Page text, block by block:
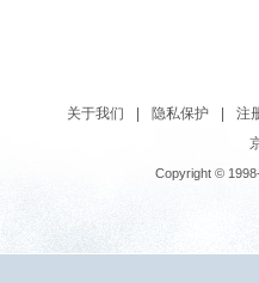
关于我们 隐私保护
注
Copyright ©